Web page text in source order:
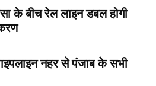
के बीच रेल लाइन डबल होगी
नहर से पंजाब के सभी